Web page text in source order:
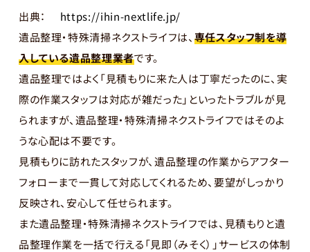
出典：
https://ihin-nextlife.jp/
遺品整理・特殊清掃ネクストライフは、 専任スタッフ制を導
入している遺品整理業者です。
遺品整理ではよく「見積もりに来た人は丁寧だったのに、実
際の作業スタッフは対応が雑だった」といったトラブルが見
られますが、遺品整理・特殊清掃ネクストライフではそのよ
うな心配は不要です。
見積もりに訪れたスタッフが、遺品整理の作業からアフター
フォローまで一貫して対応してくれるため、要望がしっかり
反映され、安心して任せられます。
また遺品整理・特殊清掃ネクストライフでは、見積もりと遺
品整理作業を一括で行える「見即（みそく）」サービスの体制